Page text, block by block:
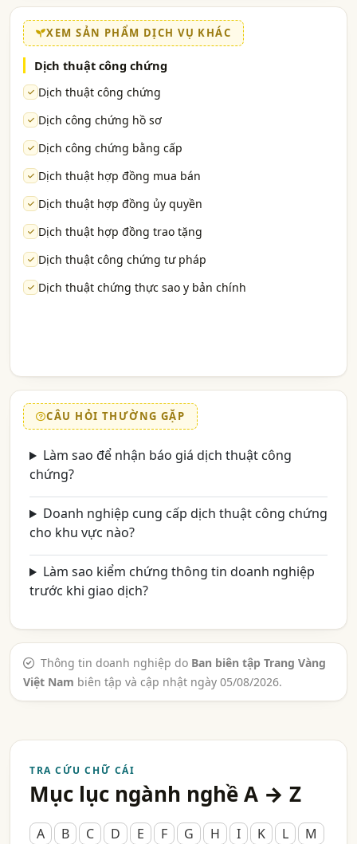
XEM SẢN PHẨM DỊCH VỤ KHÁC
Dịch thuật công chứng
Dịch thuật công chứng
Dịch công chứng hồ sơ
Dịch công chứng bằng cấp
Dịch thuật hợp đồng mua bán
Dịch thuật hợp đồng ủy quyền
Dịch thuật hợp đồng trao tặng
Dịch thuật công chứng tư pháp
Dịch thuật chứng thực sao y bản chính
CÂU HỎI THƯỜNG GẶP
Làm sao để nhận báo giá dịch thuật công
chứng?
Doanh nghiệp cung cấp dịch thuật công chứng
cho khu vực nào?
Làm sao kiểm chứng thông tin doanh nghiệp
trước khi giao dịch?
Thông tin doanh nghiệp do Ban biên tập Trang Vàng
Việt Nam biên tập và cập nhật ngày 05/08/2026.
TRA CỨU CHỮ CÁI
Mục lục ngành nghề A → Z
A B C D E F G H I K L
M